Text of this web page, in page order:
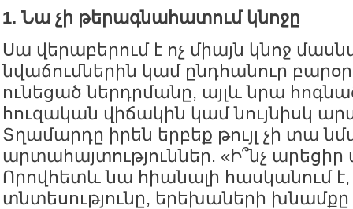
1. Նա չի թերագնահատում կնոջը
Սա վերաբերում է ոչ միայն կնոջ
նվաճումներին կամ ընդհանուր
ունեցած ներդրմանը, այլև նրա
հուզական վիճակին կամ նույնիսկ
Տղամարդը իրեն երբեք թույլ չի տա
արտահայտություններ. «Ի՞նչ արեցիր
Որովհետև նա հիանալի հասկանում
տնտեսությունը, երեխաների